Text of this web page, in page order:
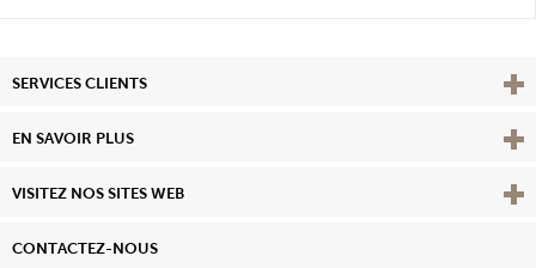
SERVICES CLIENTS
EN SAVOIR PLUS View
VISITEZ NOS SITES WEB
CONTACTEZ-NOUS